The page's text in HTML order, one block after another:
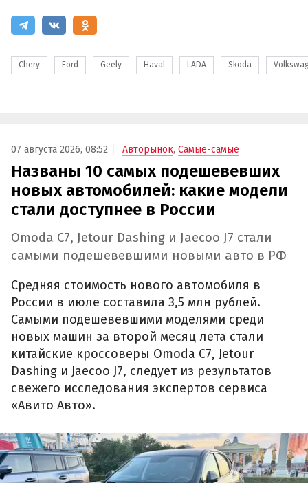
Chery Ford Geely Haval LADA Skoda
07 августа 2026, 08:52 Авторынок, Самые-самые
Названы 10 самых подешевевших
новых автомобилей: какие модели
стали доступнее в России
Omoda C7, Jetour Dashing и Jaecoo J7 стали
самыми подешевевшими новыми авто в РФ
Средняя стоимость нового автомобиля в
России в июле составила 3,5 млн рублей.
Самыми подешевевшими моделями среди
новых машин за второй месяц лета стали
китайские кроссоверы Omoda C7, Jetour
Dashing и Jaecoo J7, следует из результатов
свежего исследования экспертов сервиса
«Авито Авто».